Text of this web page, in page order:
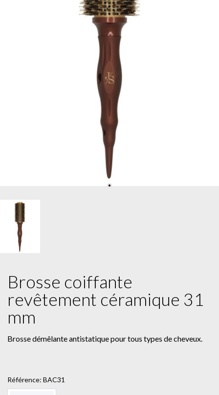
Brosse coiffante
revêtement céramique 31
mm
Brosse démêlante antistatique pour tous types de cheveux.
Référence: BAC31